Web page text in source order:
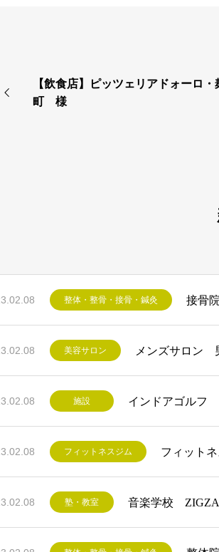
【飲食店】ピッツェリアドォーロ・
町 様
整体・整骨・接骨・鍼灸 接骨
美容サロン メンズサロン
施設 インドアゴルフ
フィットネスジム フィット
塾・教室 音楽学校